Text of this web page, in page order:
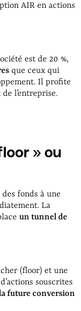
AIR en actions
est de 20 %,
que ceux qui
Il profite
l’entreprise.
» ou
fonds à une
La
un tunnel de
(floor) et une
souscrites
future conversion